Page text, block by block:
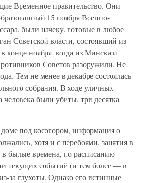
Временное правительство. Они
15 ноября Военно-
были начеку, готовые в любое
Советской власти, состоявший из
конце ноября, когда из Минска и
Советов разоружили. Не
Тем не менее в декабре состоялась
собрания. В ходе уличных
были убиты, три десятка
под косогором, информация о
хотя и с перебоями, занятия в
в былые времена, по расписанию
текущих событий (и тем более — в
за глухоты. Однако его истинные